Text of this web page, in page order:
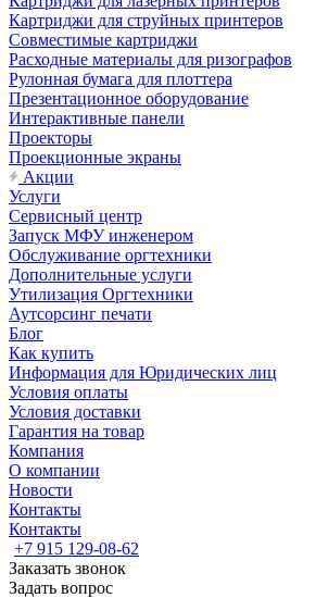
Картриджи для струйных принтеров
Совместимые картриджи
Расходные материалы для ризографов
Рулонная бумага для плоттера
Презентационное оборудование
Интерактивные панели
Проекторы
Проекционные экраны
Акции
Услуги
Сервисный центр
Запуск МФУ инженером
Обслуживание оргтехники
Дополнительные услуги
Утилизация Оргтехники
Аутсорсинг печати
Блог
Как купить
Информация для Юридических лиц
Условия оплаты
Условия доставки
Гарантия на товар
Компания
О компании
Новости
Контакты
Контакты
+7 915 129-08-62
Заказать звонок
Задать вопрос